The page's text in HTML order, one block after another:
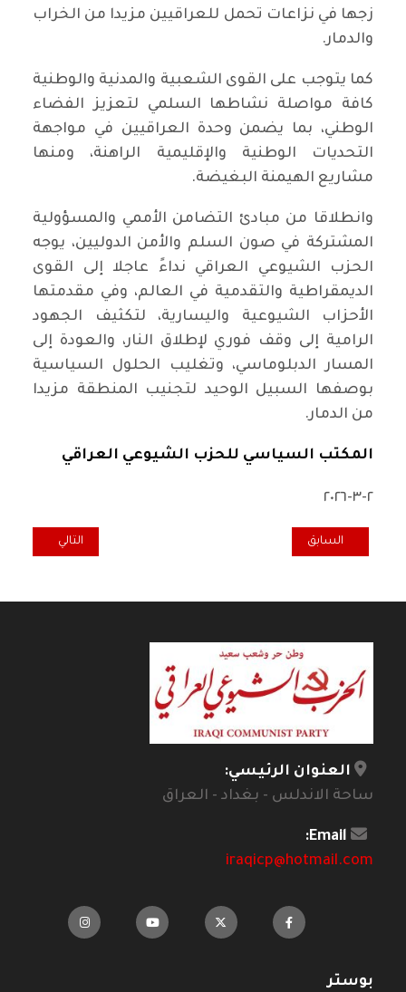
زجها في نزاعات تحمل للعراقيين مزيدا من الخراب
والدمار.
كما يتوجب على القوى الشعبية والمدنية والوطنية
كافة مواصلة نشاطها السلمي لتعزيز الفضاء
الوطني، بما يضمن وحدة العراقيين في مواجهة
التحديات الوطنية والإقليمية الراهنة، ومنها
مشاريع الهيمنة البغيضة.
وانطلاقا من مبادئ التضامن الأممي والمسؤولية
المشتركة في صون السلم والأمن الدوليين، يوجه
الحزب الشيوعي العراقي نداءً عاجلا إلى القوى
الديمقراطية والتقدمية في العالم، وفي مقدمتها
الأحزاب الشيوعية واليسارية، لتكثيف الجهود
الرامية إلى وقف فوري لإطلاق النار، والعودة إلى
المسار الدبلوماسي، وتغليب الحلول السياسية
بوصفها السبيل الوحيد لتجنيب المنطقة مزيدا
من الدمار.
المكتب السياسي للحزب الشيوعي العراقي
٢-٣-٢٠٢٦
المقال السابق: على طريق الشعب/ في يومهن العالمي.. الحرية
السابق المقال التالي:
التالي
العنوان الرئيسي:
ساحة الاندلس - بغداد - العراق
Email:
iraqicp@hotmail.com
بوستر